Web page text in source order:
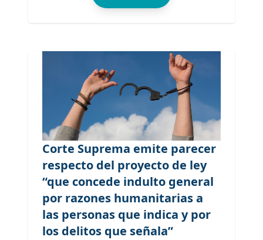
Corte Suprema emite parecer
respecto del proyecto de ley
“que concede indulto general
por razones humanitarias a
las personas que indica y por
los delitos que señala”